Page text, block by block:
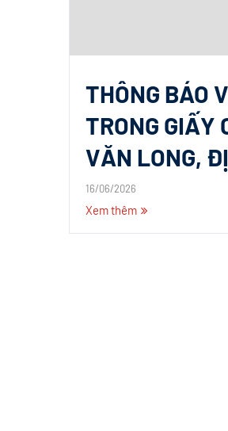
THÔNG BÁO
TRONG GIẤY
VĂN LONG,
16/06/2026
Xem thêm